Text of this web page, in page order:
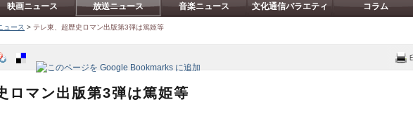
映画ニュース 放送ニュース 音楽ニュース 文化通信バラエティ コラム
ュース > テレ東、超歴史ロマン出版第3弾は篤姫等
ロマン出版第3弾は篤姫等